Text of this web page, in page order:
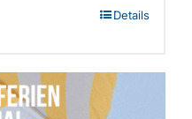
Details